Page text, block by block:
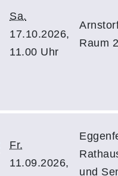
Sa.
17.10.2026,
11.00 Uhr
Raum 2
Fr.
11.09.2026,
und